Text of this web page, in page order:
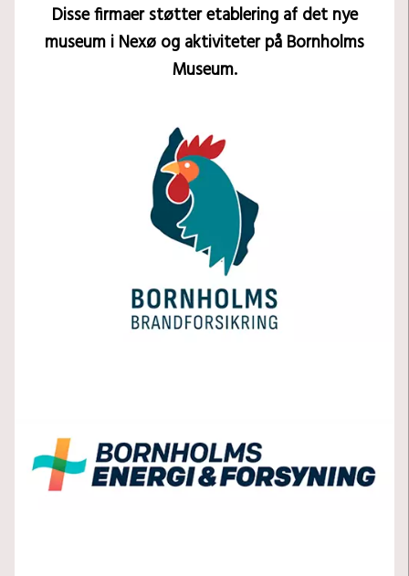
Disse firmaer støtter etablering af det nye
museum i Nexø og aktiviteter på Bornholms
Museum.